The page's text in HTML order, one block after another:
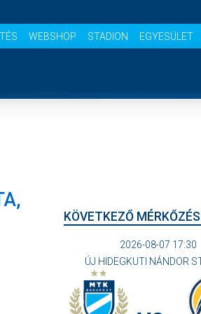
WEBSHOP STADION EGYESÜLET
KÖVETKEZŐ MÉRKŐZÉS
2026-08-07 17:30
ÚJ HIDEGKUTI NÁNDOR